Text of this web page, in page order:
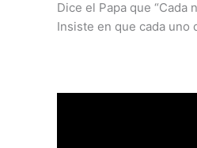
Dice el Papa que
Insiste en que cada uno